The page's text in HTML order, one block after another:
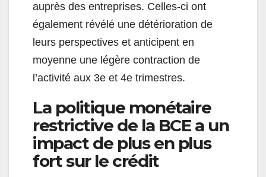
auprès des entreprises. Celles-ci ont
également révélé une détérioration de
leurs perspectives et anticipent en
moyenne une légère contraction de
l’activité aux 3e et 4e trimestres.
La politique monétaire
restrictive de la BCE a un
impact de plus en plus
fort sur le crédit